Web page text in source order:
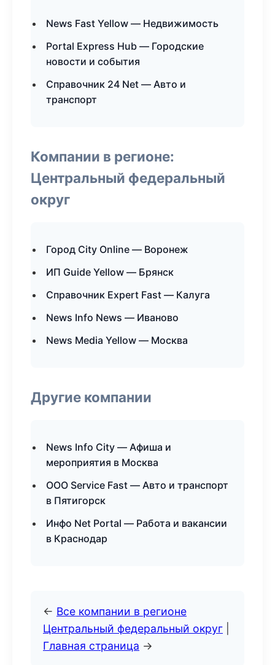
News Fast Yellow — Недвижимость
Portal Express Hub — Городские
новости и события
Справочник 24 Net — Авто и
транспорт
Компании в регионе:
Центральный федеральный
округ
Город City Online — Воронеж
ИП Guide Yellow — Брянск
Справочник Expert Fast — Калуга
News Info News — Иваново
News Media Yellow — Москва
Другие компании
News Info City — Афиша и
мероприятия в Москва
ООО Service Fast — Авто и транспорт
в Пятигорск
Инфо Net Portal — Работа и вакансии
в Краснодар
← Все компании в регионе
Центральный федеральный округ
Главная страница →